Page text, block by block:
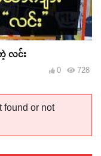
တဲ့ လင်း
728
0
found or not